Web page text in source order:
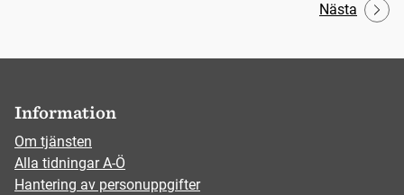
Nästa
Information
Om tjänsten
Alla tidningar A-Ö
Hantering av personuppgifter